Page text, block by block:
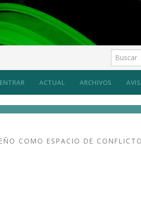
ACTUAL ARCHIVOS
ENTRAR
COMO ESPACIO DE